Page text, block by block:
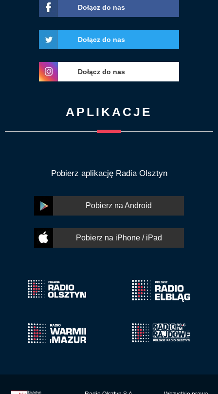
Dołącz do nas
Dołącz do nas
Dołącz do nas
APLIKACJE
Pobierz aplikację Radia Olsztyn
Pobierz na Android
Pobierz na iPhone / iPad